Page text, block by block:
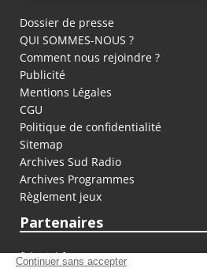
Dossier de presse
QUI SOMMES-NOUS ?
Comment nous rejoindre ?
Publicité
Mentions Légales
CGU
Politique de confidentialité
Sitemap
Archives Sud Radio
Archives Programmes
Règlement jeux
Partenaires
fiducial.fr